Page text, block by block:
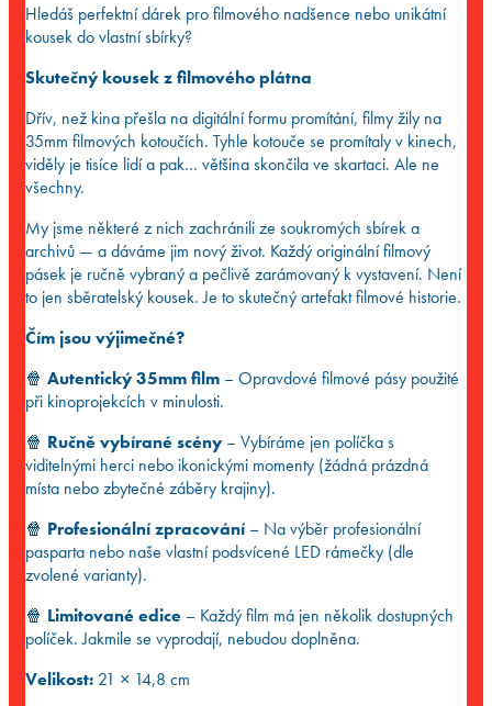
Hledáš perfektní dárek pro filmového nadšence nebo unikátní
kousek do vlastní sbírky?
Skutečný kousek z filmového plátna
Dřív, než kina přešla na digitální formu promítání, filmy žily na
35mm filmových kotoučích. Tyhle kotouče se promítaly v kinech,
viděly je tisíce lidí a pak… většina skončila ve skartaci. Ale ne
všechny.
My jsme některé z nich zachránili ze soukromých sbírek a
archivů — a dáváme jim nový život. Každý originální filmový
pásek je ručně vybraný a pečlivě zarámovaný k vystavení. Není
to jen sběratelský kousek. Je to skutečný artefakt filmové historie.
Čím jsou výjimečné?
🍿 Autentický 35mm film – Opravdové filmové pásy použité
při kinoprojekcích v minulosti.
🍿 Ručně vybírané scény – Vybíráme jen políčka s
viditelnými herci nebo ikonickými momenty (žádná prázdná
místa nebo zbytečné záběry krajiny).
🍿 Profesionální zpracování – Na výběr profesionální
pasparta nebo naše vlastní podsvícené LED rámečky (dle
zvolené varianty).
🍿 Limitované edice – Každý film má jen několik dostupných
políček. Jakmile se vyprodají, nebudou doplněna.
Velikost: 21 × 14,8 cm